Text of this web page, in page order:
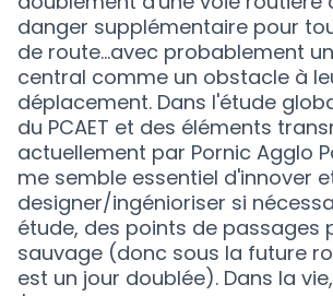
danger supplémentaire pour
de route...avec probablement
central comme un obstacle à
déplacement. Dans l'étude
du PCAET et des éléments
actuellement par Pornic Agglo
me semble essentiel d'innover
designer/ingénioriser si
étude, des points de passages
sauvage (donc sous la future
est un jour doublée). Dans la